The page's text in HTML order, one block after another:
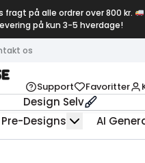
fragt på alle ordrer over 800 kr.
på kun 3-5 hverdage!
os
Support Favoritter
Design Selv
Pre-Designs AI